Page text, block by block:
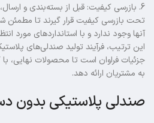
6. بازرسی کیفیت: قبل از بسته‌بندی و
تحت بازرسی کیفیت قرار گیرند تا
آنها وجود ندارد و با استانداردهای مورد
این ترتیب، فرآیند تولید صندلی‌های
جزئیات فراوان است تا محصولات نهایی، با
به مشتریان ارائه دهد.
صندلی‌ پلاستیکی بدون